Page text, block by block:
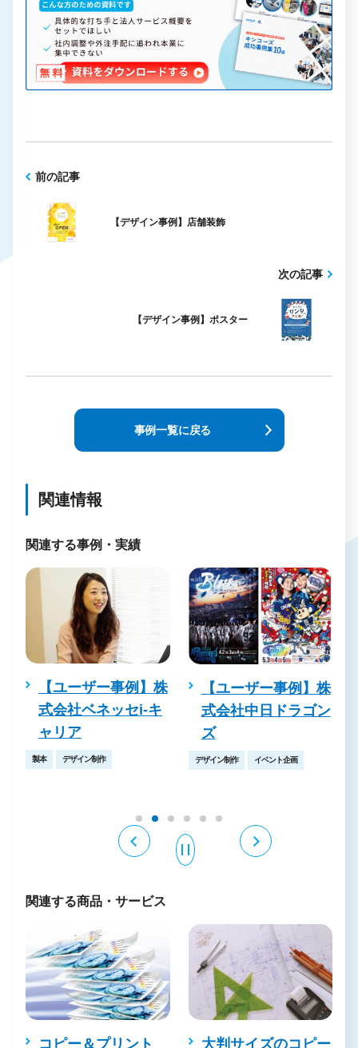
前の記事
【デザイン事例】店舗装飾
次の記事
【デザイン事例】ポスター
事例一覧に戻る
関連情報
関連する事例・実績
【ユーザー事例】株
式会社ベネッセi-キ
ャリア
製本 デザイン制作
【ユーザー事例】株
式会社中日ドラゴン
ズ
デザイン制作 イベント企画
関連する商品・サービス
コピー＆プリント 大判サイズのコピー